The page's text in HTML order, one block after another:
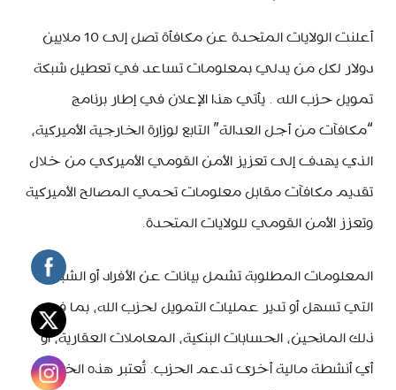
أعلنت الولايات المتحدة عن مكافأة تصل إلى 10 ملايين
دولار لكل من يدلي بمعلومات تساعد في تعطيل شبكة
تمويل حزب الله . يأتي هذا الإعلان في إطار برنامج
“مكافآت من أجل العدالة” التابع لوزارة الخارجية الأميركية،
الذي يهدف إلى تعزيز الأمن القومي الأميركي من خلال
تقديم مكافآت مقابل معلومات تحمي المصالح الأميركية
وتعزز الأمن القومي للولايات المتحدة.​
المعلومات المطلوبة تشمل بيانات عن الأفراد أو الشبكات
التي تسهل أو تدير عمليات التمويل لحزب الله، بما في
ذلك المانحين، الحسابات البنكية، المعاملات العقارية، أو
أي أنشطة مالية أخرى تدعم الحزب. تُعتبر هذه الخطوة